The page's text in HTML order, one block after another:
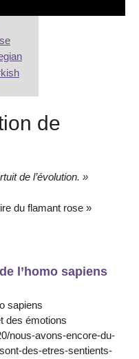
de
de l’évolution. »
du flamant rose »
l’homo sapiens
sapiens
des émotions
nous-avons-encore-du-
des-etres-sentients-